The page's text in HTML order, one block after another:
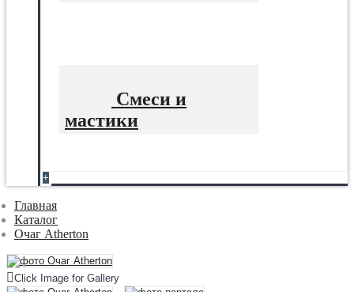
Смеси и
мастики
+
Главная
Каталог
Очаг Atherton
Click Image for Gallery